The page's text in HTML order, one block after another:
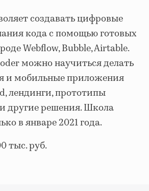
создавать цифровые
кода с помощью готовых
Webflow, Bubble, Airtable.
можно научиться делать
и мобильные приложения
лендинги, прототипы
другие решения. Школа
в январе 2021 года.
тыс. руб.